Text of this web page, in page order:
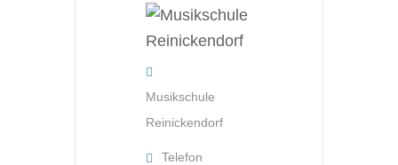
Musikschule
Reinickendorf
Telefon